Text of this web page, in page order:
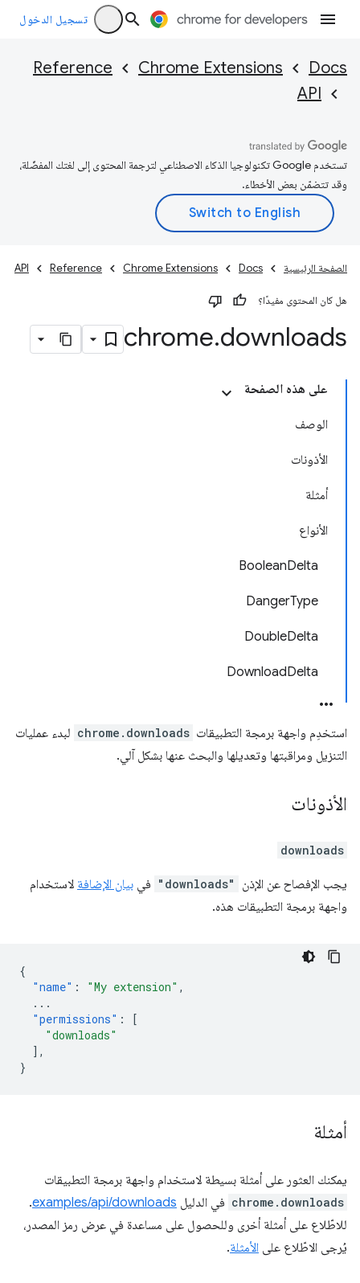
تسجيل الدخول
Docs
Chrome Extensions
Reference
API
تستخدم Google تكنولوجيا الذكاء الاصطناعي لترجمة المحتوى إلى لغتك المفضّلة،
وقد تتضمّن بعض الأخطاء.
الصفحة الرئيسية Docs
Chrome Extensions
Reference
API
هل كان المحتوى مفيدًا؟
chrome.downloads
على هذه الصفحة
الوصف
الأذونات
أمثلة
الأنواع
BooleanDelta
DangerType
DoubleDelta
DownloadDelta
استخدِم واجهة برمجة التطبيقات chrome.downloads لبدء عمليات
التنزيل ومراقبتها وتعديلها والبحث عنها بشكل آلي.
الأذونات
downloads
يجب الإفصاح عن الإذن "downloads" في بيان الإضافة لاستخدام
واجهة برمجة التطبيقات هذه.
{
"name" : "My extension" ,
...
"permissions" :
[
"downloads"
],
}
أمثلة
يمكنك العثور على أمثلة بسيطة لاستخدام واجهة برمجة التطبيقات
chrome.downloads في الدليل examples/api/downloads
.
للاطّلاع على أمثلة أخرى وللحصول على مساعدة في عرض رمز المصدر،
يُرجى الاطّلاع على الأمثلة.